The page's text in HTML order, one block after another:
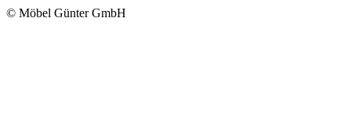
© Möbel Günter GmbH